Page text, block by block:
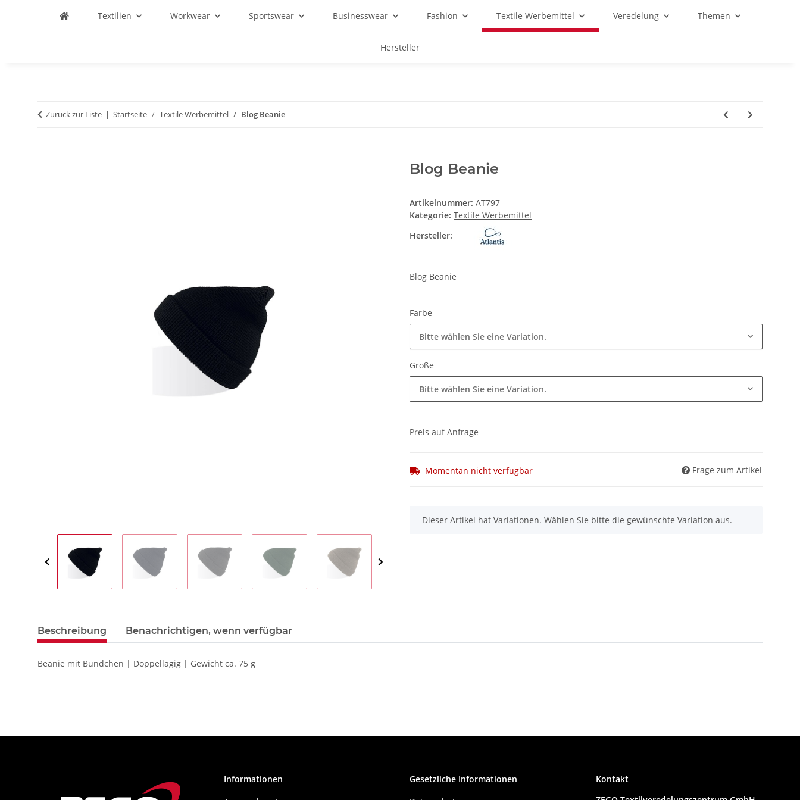
Textilien Workwear Sportswear Businesswear Fashion Textile Werbemittel Veredelung Themen
Hersteller
Zurück zur Liste Startseite Textile Werbemittel Blog Beanie
Blog Beanie
Artikelnummer: AT797
Kategorie: Textile Werbemittel
Hersteller:
Blog Beanie
Farbe
Bitte wählen Sie eine Variation.
Größe
Bitte wählen Sie eine Variation.
Preis auf Anfrage
Momentan nicht verfügbar Frage zum Artikel
x
Dieser Artikel hat Variationen. Wählen Sie bitte die gewünschte Variation aus.
Beschreibung Benachrichtigen, wenn verfügbar
Beanie mit Bündchen | Doppellagig | Gewicht ca. 75 g
Informationen Gesetzliche Informationen
Kontakt